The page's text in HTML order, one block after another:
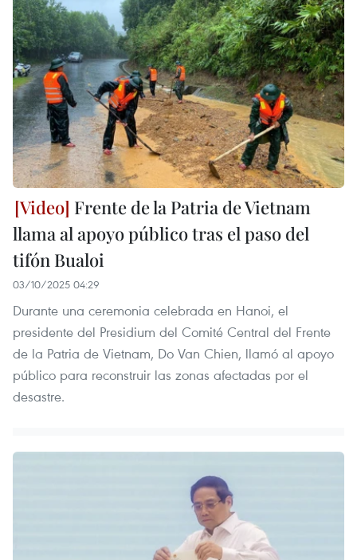
Frente de la Patria de Vietnam
llama al apoyo público tras el paso del
tifón Bualoi
03/10/2025 04:29
Durante una ceremonia celebrada en Hanoi, el
presidente del Presidium del Comité Central del Frente
de la Patria de Vietnam, Do Van Chien, llamó al apoyo
público para reconstruir las zonas afectadas por el
desastre.